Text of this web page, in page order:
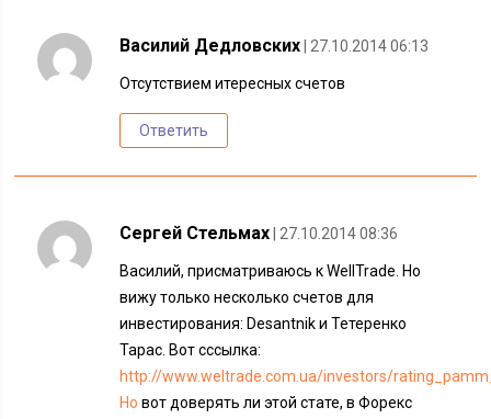
Василий Дедловских | 27.10.2014 06:13
Отсутствием итересных счетов
Ответить
Сергей Стельмах | 27.10.2014 08:36
Василий, присматриваюсь к WellTrade. Но
вижу только несколько счетов для
инвестирования: Desantnik и Тетеренко
Тарас. Вот сссылка:
http://www.weltrade.com.ua/investors/
Но вот доверять ли этой стате, в Форекс